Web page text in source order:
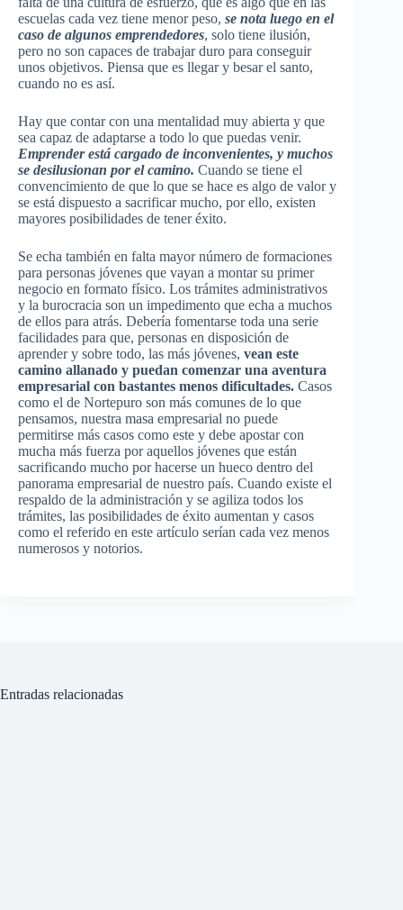
escuelas cada vez tiene menor peso, se nota luego en el
caso de algunos emprendedores, solo tiene ilusión,
pero no son capaces de trabajar duro para conseguir
unos objetivos. Piensa que es llegar y besar el santo,
cuando no es así.
Hay que contar con una mentalidad muy abierta y que
sea capaz de adaptarse a todo lo que puedas venir.
Emprender está cargado de inconvenientes, y muchos
se desilusionan por el camino. Cuando se tiene el
convencimiento de que lo que se hace es algo de valor y
se está dispuesto a sacrificar mucho, por ello, existen
mayores posibilidades de tener éxito.
Se echa también en falta mayor número de formaciones
para personas jóvenes que vayan a montar su primer
negocio en formato físico. Los trámites administrativos
y la burocracia son un impedimento que echa a muchos
de ellos para atrás. Debería fomentarse toda una serie
facilidades para que, personas en disposición de
aprender y sobre todo, las más jóvenes, vean este
camino allanado y puedan comenzar una aventura
empresarial con bastantes menos dificultades. Casos
como el de Nortepuro son más comunes de lo que
pensamos, nuestra masa empresarial no puede
permitirse más casos como este y debe apostar con
mucha más fuerza por aquellos jóvenes que están
sacrificando mucho por hacerse un hueco dentro del
panorama empresarial de nuestro país. Cuando existe el
respaldo de la administración y se agiliza todos los
trámites, las posibilidades de éxito aumentan y casos
como el referido en este artículo serían cada vez menos
numerosos y notorios.
Entradas relacionadas